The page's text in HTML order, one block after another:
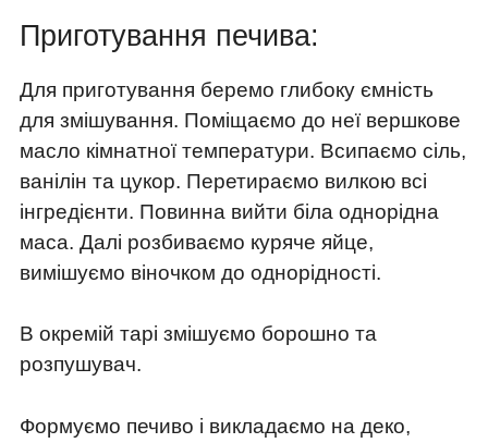
Приготування печива:
Для приготування беремо глибоку ємність
для змішування. Поміщаємо до неї вершкове
масло кімнатної температури. Всипаємо сіль,
ванілін та цукор. Перетираємо вилкою всі
інгредієнти. Повинна вийти біла однорідна
маса. Далі розбиваємо куряче яйце,
вимішуємо віночком до однорідності.
В окремій тарі змішуємо борошно та
розпушувач.
Формуємо печиво і викладаємо на деко,